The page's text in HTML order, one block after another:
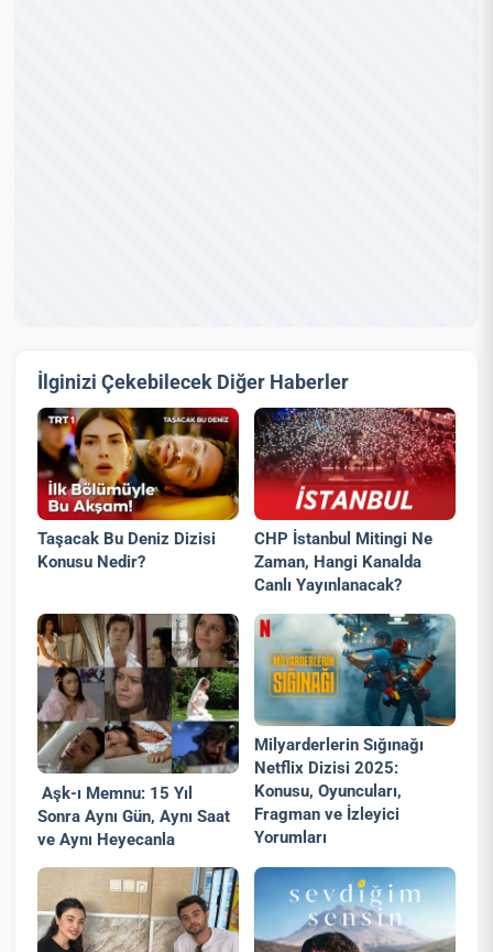
İlginizi Çekebilecek Diğer Haberler
Taşacak Bu Deniz Dizisi
Konusu Nedir?
CHP İstanbul Mitingi Ne
Zaman, Hangi Kanalda
Canlı Yayınlanacak?
Aşk-ı Memnu: 15 Yıl
Sonra Aynı Gün, Aynı Saat
ve Aynı Heyecanla
Milyarderlerin Sığınağı
Netflix Dizisi 2025:
Konusu, Oyuncuları,
Fragman ve İzleyici
Yorumları